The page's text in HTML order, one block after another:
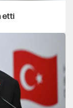
etti